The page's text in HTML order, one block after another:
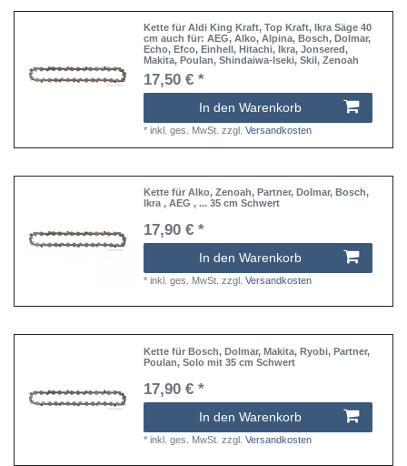
Kette für Aldi King Kraft, Top Kraft, Ikra Säge 40
cm auch für: AEG, Alko, Alpina, Bosch, Dolmar,
Echo, Efco, Einhell, Hitachi, Ikra, Jonsered,
Makita, Poulan, Shindaiwa-Iseki, Skil, Zenoah
17,50 € *
In den Warenkorb
*inkl. ges. MwSt. zzgl.Versandkosten
Kette für Alko, Zenoah, Partner, Dolmar, Bosch,
Ikra , AEG , ... 35 cm Schwert
17,90 € *
In den Warenkorb
*inkl. ges. MwSt. zzgl.Versandkosten
Kette für Bosch, Dolmar, Makita, Ryobi, Partner,
Poulan, Solo mit 35 cm Schwert
17,90 € *
In den Warenkorb
*inkl. ges. MwSt. zzgl.Versandkosten